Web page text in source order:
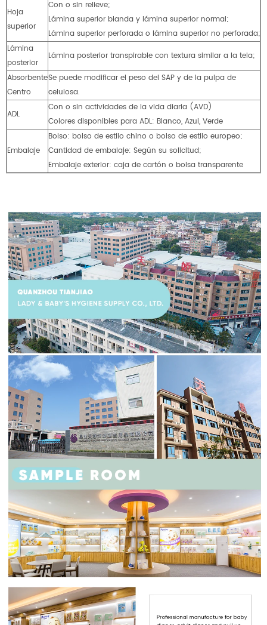
Hoja
superior
Con o sin relieve;
Lámina superior blanda y lámina superior normal;
Lámina superior perforada o lámina superior no perforada;
Lámina
posterior
Lámina posterior transpirable con textura similar a la tela;
Absorbente
Centro
Se puede modificar el peso del SAP y de la pulpa de
celulosa.
ADL
Con o sin actividades de la vida diaria (AVD)
Colores disponibles para ADL: Blanco, Azul, Verde
Embalaje
Bolso: bolso de estilo chino o bolso de estilo europeo;
Cantidad de embalaje: Según su solicitud;
Embalaje exterior: caja de cartón o bolsa transparente